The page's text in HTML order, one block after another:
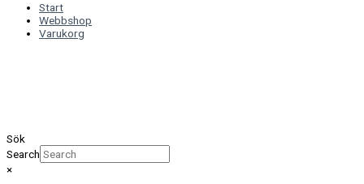
Start
Webbshop
Varukorg
Sök
Search
×